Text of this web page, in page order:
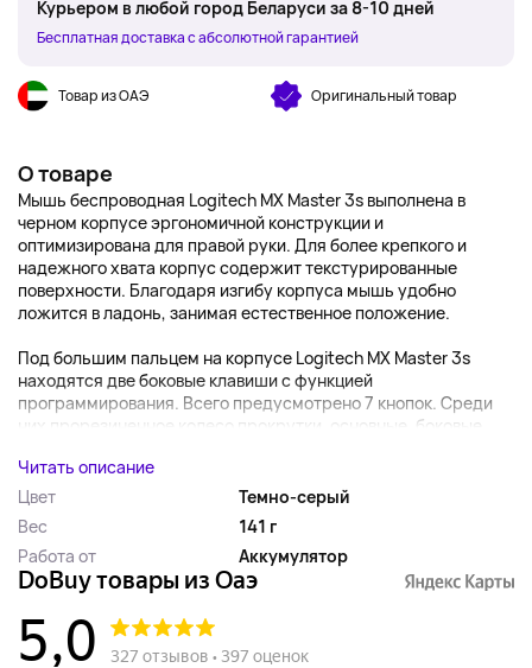
Курьером в любой город Беларуси за 8-10 дней
Бесплатная доставка с абсолютной гарантией
Товар из ОАЭ Оригинальный товар
О товаре
Мышь беспроводная Logitech MX Master 3s выполнена в
черном корпусе эргономичной конструкции и
оптимизирована для правой руки. Для более крепкого и
надежного хвата корпус содержит текстурированные
поверхности. Благодаря изгибу корпуса мышь удобно
ложится в ладонь, занимая естественное положение.
Под большим пальцем на корпусе Logitech MX Master 3s
находятся две боковые клавиши с функцией
программирования. Всего предусмотрено 7 кнопок. Среди
них прорезиненное колесо прокрутки, основные, боковые...
Читать описание
Цвет
Темно-серый
Вес
141 г
Работа от
Аккумулятор